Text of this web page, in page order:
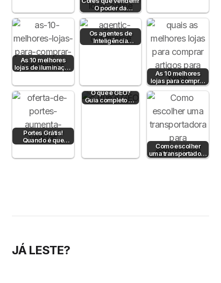
Portugal
O poder da
psicologia da cor
para aumentar…
As 10 melhores
lojas de iluminação
em Portugal
Os agentes de
Inteligência
Artificial já
As 10 melhores
lojas para comprar
artigos para bebé
Portes Grátis!
Quando é que
fazem sentido?
O que é GEO?
Guia completo de
Generative
Como escolher
uma transportadora
para e-commerce:
JÁ LESTE?